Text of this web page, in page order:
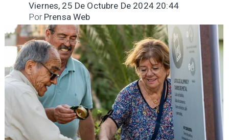
Viernes, 25 De Octubre De 2024 20:44
Prensa Web
Por